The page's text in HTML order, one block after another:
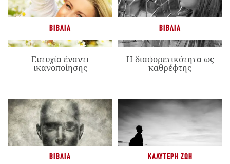
ΒΙΒΛΊΑ
Ευτυχία έναντι
ικανοποίησης
ΒΙΒΛΊΑ
Η διαφορετικότητα ως
καθρέφτης
ΒΙΒΛΊΑ ΚΑΛΎΤΕΡΗ ΖΩΉ